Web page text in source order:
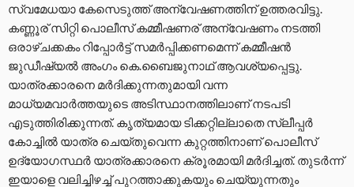
സ്വമേധയാ കേസെടുത്ത് അന്വേഷണത്തിന് ഉത്തരവിട്ടു.
കണ്ണൂര് സിറ്റി പൊലീസ് കമ്മീഷണര് അന്വേഷണം നടത്തി
ഒരാഴ്ചക്കകം റിപ്പോർട്ട് സമർപ്പിക്കണമെന്ന് കമ്മീഷൻ
ജുഡീഷ്യൽ അംഗം കെ.ബൈജുനാഥ് ആവശ്യപ്പെട്ടു.
യാത്രക്കാരനെ മർദിക്കുന്നതുമായി വന്ന
മാധ്യമവാർത്തയുടെ അടിസ്ഥാനത്തിലാണ് നടപടി
എടുത്തിരിക്കുന്നത്. കൃത്യമായ ടിക്കറ്റില്ലാതെ സ്ലീപ്പർ
കോച്ചിൽ യാത്ര ചെയ്തുവെന്ന കുറ്റത്തിനാണ് പൊലീസ്
ഉദ്യോഗസ്ഥർ യാത്രക്കാരനെ ക്രൂരമായി മർദിച്ചത്. തുടർന്ന്
ഇയാളെ വലിച്ചിഴച്ച് പുറത്താക്കുകയും ചെയ്യുന്നതും